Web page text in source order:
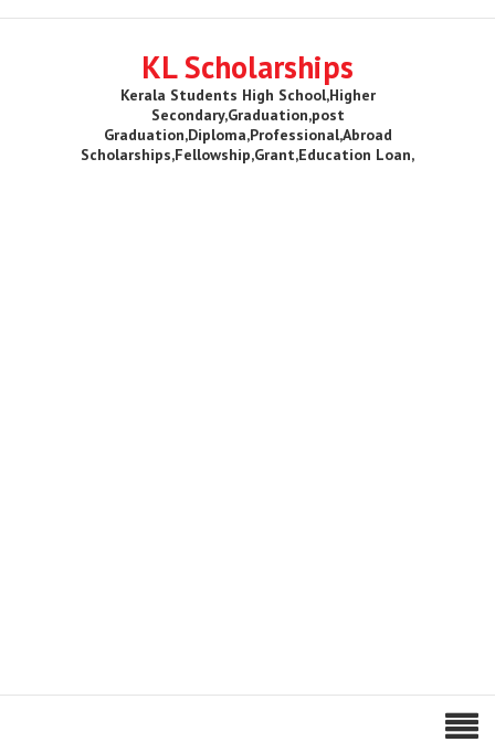
KL Scholarships
Kerala Students High School,Higher
Secondary,Graduation,post
Graduation,Diploma,Professional,Abroad
Scholarships,Fellowship,Grant,Education Loan,